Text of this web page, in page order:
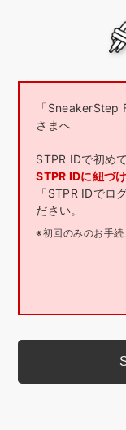
「SneakerStep
さまへ
STPR IDで初め
STPR IDに紐づ
「STPR IDでロ
ださい。
※初回のみのお手続